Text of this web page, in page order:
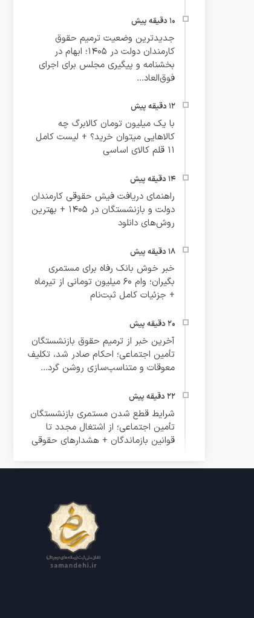
جدیدترین وضعیت ترمیم حقوق
کارمندان دولت در ۱۴۰۵؛ ابهام در
بخشنامه و پیگیری مجلس برای اجرای
فوق‌العاد...
با یک میلیون تومان کالابرگ چه
کالاهایی میتوان خرید؟ + لیست کامل
۱۱ قلم کالای اساسی
راهنمای دریافت فیش حقوقی کارمندان
دولت و بازنشستگان در ۱۴۰۵ + بهترین
روش‌های دانلود
خبر خوش بانک رفاه برای مستمری
بگیران؛ وام ۶۰ میلیون تومانی از تیرماه
+ جزئیات کامل ثبت‌نام
آخرین خبر از ترمیم حقوق بازنشستگان
تأمین اجتماعی؛ احکام صادر شد، تکلیف
معوقات و متناسب‌سازی روشن گرد...
شرایط قطع شدن مستمری بازنشستگان
تأمین اجتماعی؛ از اشتغال مجدد تا
قوانین بازماندگان + هشدارهای حقوقی